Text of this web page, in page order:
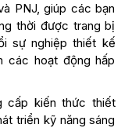
PNJ, giúp các bạn
thời được trang bị
sự nghiệp thiết kế
các hoạt động hấp
cấp kiến thức thiết
triển kỹ năng sáng